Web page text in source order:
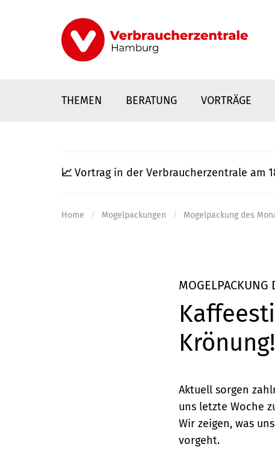
THEMEN BERATUNG VORTRÄGE
📈 Vortrag in der Verbraucherzentrale am
Home Mogelpackungen Mogelpackung des
MOGELPACKUNG
Krönung!
Aktuell sorgen
uns letzte Woche
Wir zeigen, was
vorgeht.